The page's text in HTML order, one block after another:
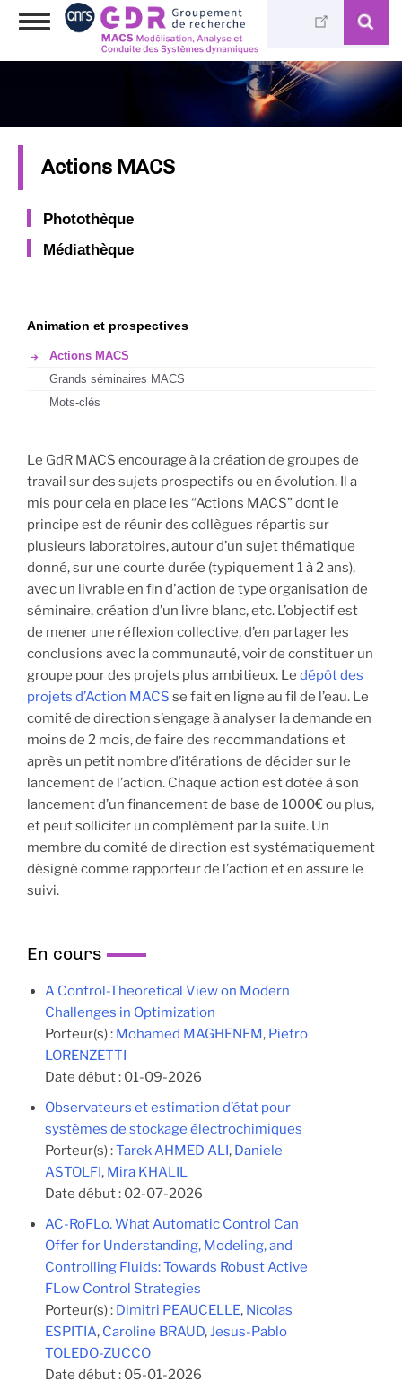
Skip
Toggle
Actions MACS
Photothèque
Médiathèque
Animation et prospectives
Actions MACS
Grands séminaires MACS
Mots-clés
Le GdR MACS encourage à la création de groupes de
travail sur des sujets prospectifs ou en évolution. Il a
mis pour cela en place les “Actions MACS” dont le
principe est de réunir des collègues répartis sur
plusieurs laboratoires, autour d’un sujet thématique
donné, sur une courte durée (typiquement 1 à 2 ans),
avec un livrable en fin d'action de type organisation de
séminaire, création d’un livre blanc, etc. L’objectif est
de mener une réflexion collective, d’en partager les
conclusions avec la communauté, voir de constituer un
groupe pour des projets plus ambitieux. Le dépôt des
projets d’Action MACS se fait en ligne au fil de l’eau. Le
comité de direction s’engage à analyser la demande en
moins de 2 mois, de faire des recommandations et
après un petit nombre d’itérations de décider sur le
lancement de l’action. Chaque action est dotée à son
lancement d’un financement de base de 1000€ ou plus,
et peut solliciter un complément par la suite. Un
membre du comité de direction est systématiquement
désigné comme rapporteur de l’action et en assure le
suivi.
En cours
A Control-Theoretical View on Modern
Challenges in Optimization
Porteur(s) : Mohamed MAGHENEM, Pietro
LORENZETTI
Date début : 01-09-2026
Observateurs et estimation d’état pour
systèmes de stockage électrochimiques
Porteur(s) :Tarek AHMED ALI, Daniele
ASTOLFI, Mira KHALIL
Date début : 02-07-2026
AC-RoFLo. What Automatic Control Can
Offer for Understanding, Modeling, and
Controlling Fluids: Towards Robust Active
FLow Control Strategies
Porteur(s) : Dimitri PEAUCELLE, Nicolas
ESPITIA, Caroline BRAUD,Jesus-Pablo
TOLEDO-ZUCCO
Date début : 05-01-2026